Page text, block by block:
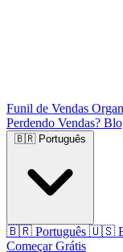
Funil de Vendas
Perdendo Vendas?
🇧🇷 Português
🇧🇷 Português 🇺🇸
Começar Grátis